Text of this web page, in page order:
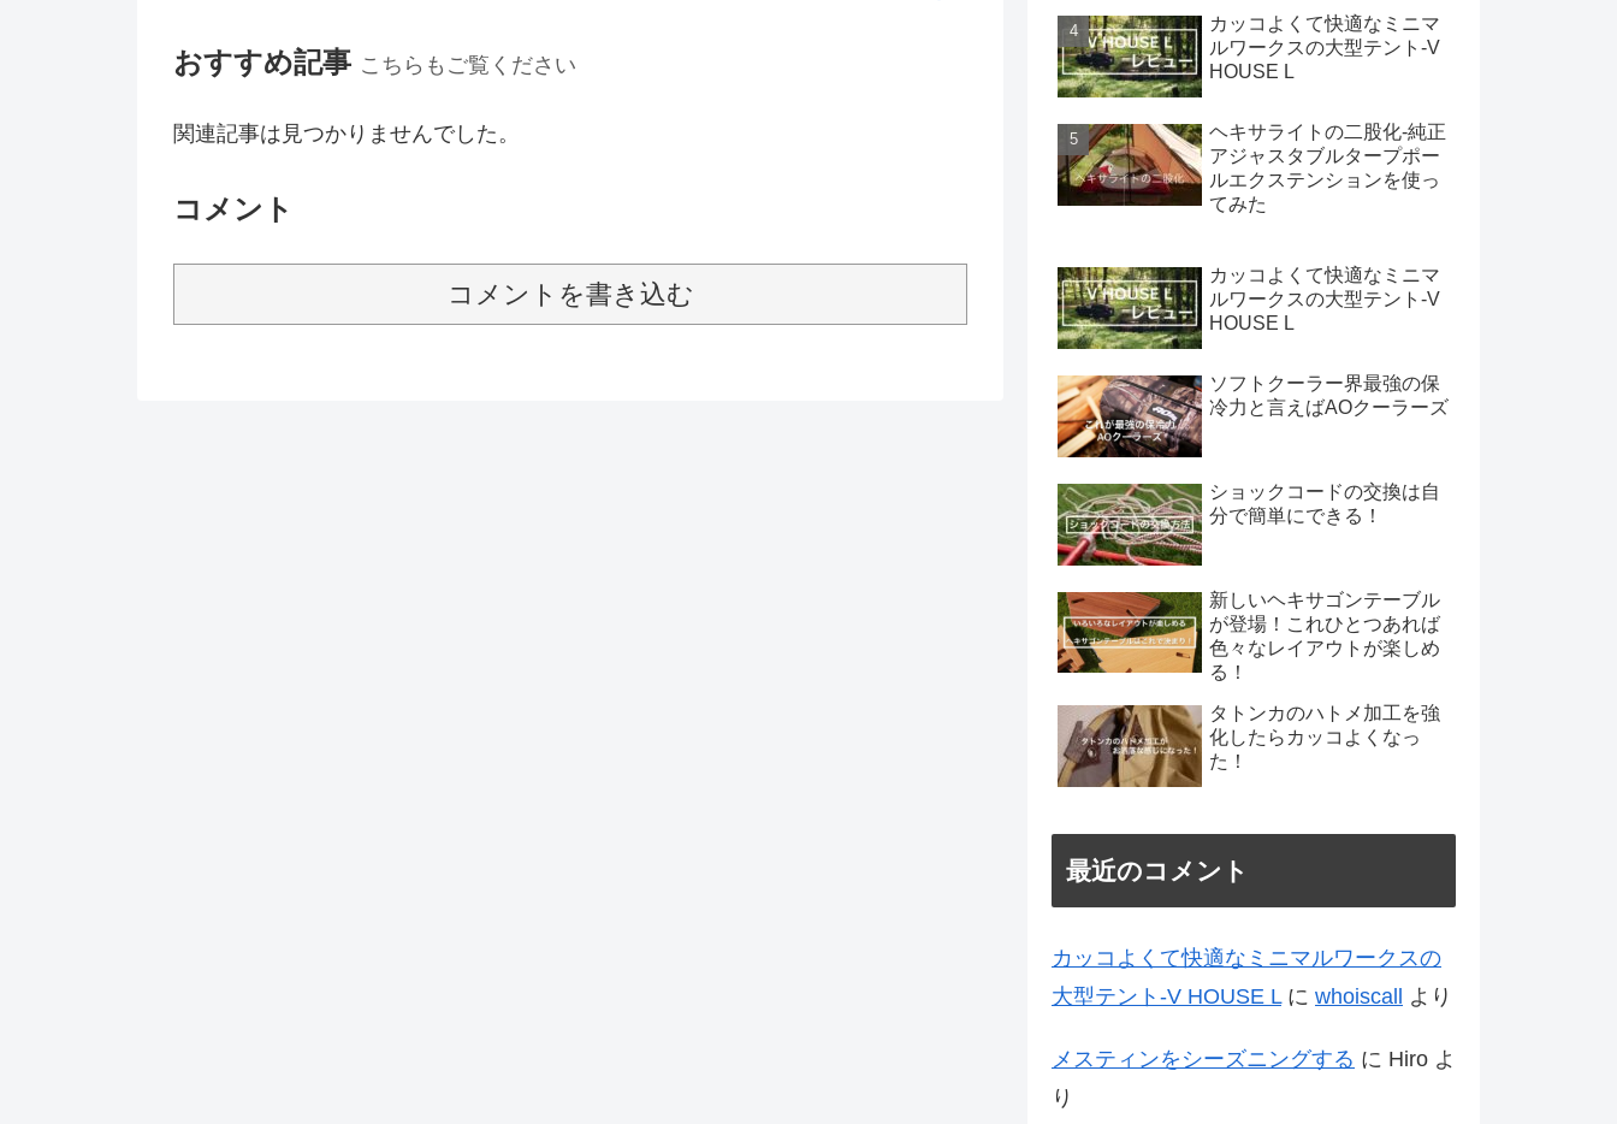
おすすめ記事 こちらもご覧ください
関連記事は見つかりませんでした。
コメント
コメントを書き込む
カッコよくて快適なミニマ
ルワークスの大型テント-V
HOUSE L
ヘキサライトの二股化-純正
アジャスタブルタープポー
ルエクステンションを使っ
てみた
カッコよくて快適なミニマ
ルワークスの大型テント-V
HOUSE L
ソフトクーラー界最強の保
冷力と言えばAOクーラーズ
ショックコードの交換は自
分で簡単にできる！
新しいヘキサゴンテーブル
が登場！これひとつあれば
色々なレイアウトが楽しめ
る！
タトンカのハトメ加工を強
化したらカッコよくなっ
た！
最近のコメント
カッコよくて快適なミニマルワークスの
大型テント-V HOUSE Lに whoiscall より
メスティンをシーズニングする に Hiro よ
り